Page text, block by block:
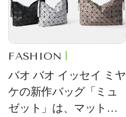
FASHION
バオ バオ イッセイ ミヤ
ケの新作バッグ「ミュ
ゼット」は、マットな